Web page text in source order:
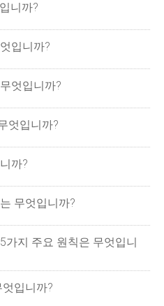
니까?
입니까?
엇입니까?
엇입니까?
까?
무엇입니까?
가지 주요 원칙은 무엇입니
입니까?